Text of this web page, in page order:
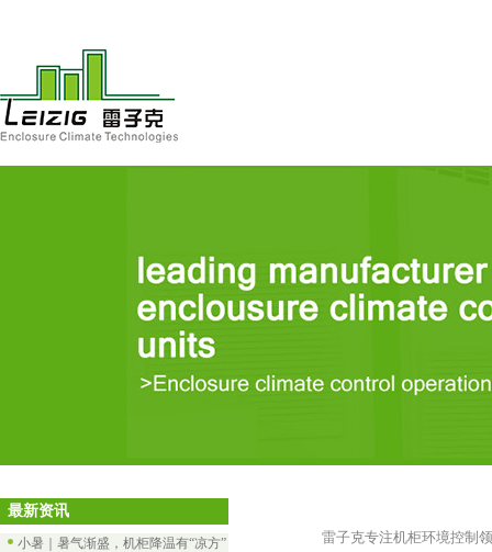
最新资讯
小暑｜暑气渐盛，机柜降温有“凉方”
雷子克专注机柜环境控制领